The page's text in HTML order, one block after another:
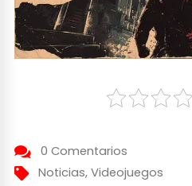
0 Comentarios
Noticias, Videojuegos